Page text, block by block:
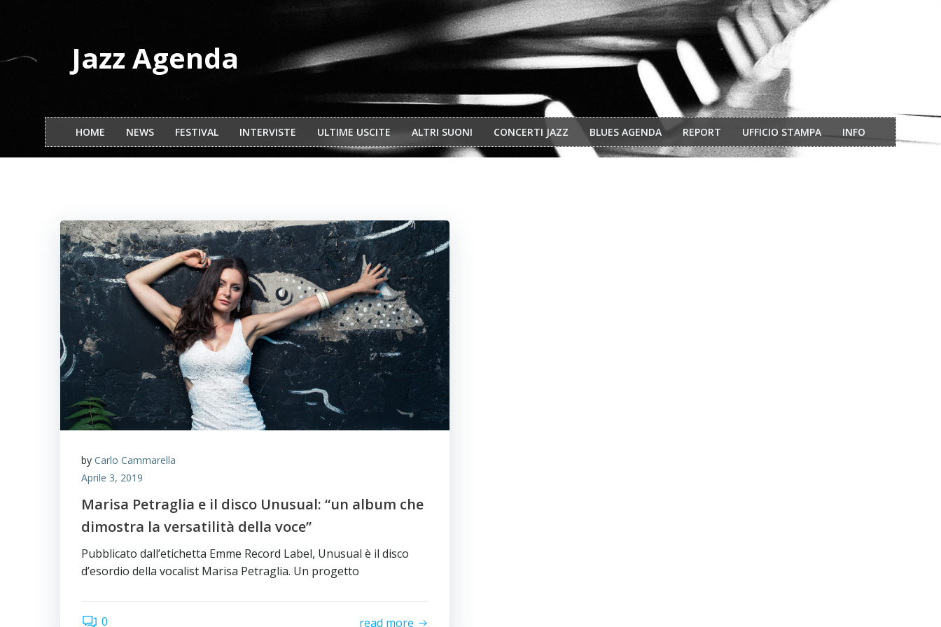
Jazz Agenda
HOME NEWS FESTIVAL INTERVISTE ULTIME USCITE ALTRI SUONI CONCERTI JAZZ BLUES AGENDA REPORT UFFICIO STAMPA INFO
by Carlo Cammarella
Aprile 3, 2019
Marisa Petraglia e il disco Unusual: “un album che
dimostra la versatilità della voce”
Pubblicato dall’etichetta Emme Record Label, Unusual è il disco
d’esordio della vocalist Marisa Petraglia. Un progetto
0 read more